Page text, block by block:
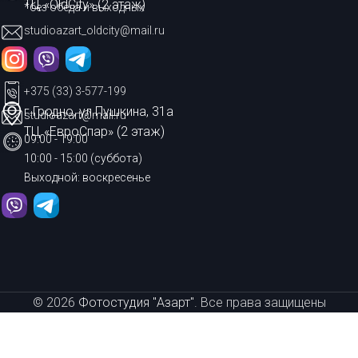
ТЦ «OldCity» (2 этаж)
*без обеда и выходных
studioazart_oldcity@mail.ru
г.Гродно, ул.Пушкина, 31а
ТЦ «ЕвроСпар» (2 этаж)
+375 (33) 3-577-199
studioazart@mail.ru
09:00 - 19:00
10:00 - 15:00 (суббота)
Выходной: воскресенье
© 2026 Фотостудия "Азарт". Все права защищены